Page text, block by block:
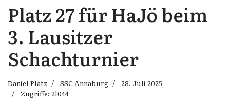
Platz 27 für HaJö beim
3. Lausitzer
Schachturnier
Daniel Platz SSC Annaburg
28. Juli 2025
Zugriffe: 21044